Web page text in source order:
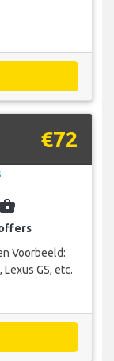
€72
business_center
Voorbeeld:
GS, etc.